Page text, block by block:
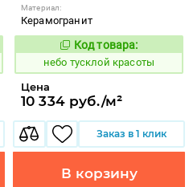
Материал:
Керамогранит
1122665
Код товара:
небо тусклой красоты
Цена
10 334 руб./м²
Заказ в 1 клик
В корзину